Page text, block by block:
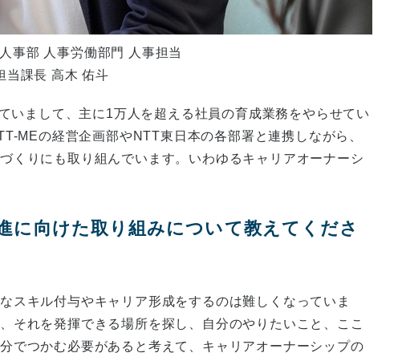
事部 人事労働部門 人事担当
当課長 高木 佑斗
いまして、主に1万人を超える社員の育成業務をやらせてい
MEの経営企画部やNTT東日本の各部署と連携しながら、
くりにも取り組んでいます。いわゆるキャリアオーナーシ
に向けた取り組みについて教えてくださ
スキル付与やキャリア形成をするのは難しくなっていま
それを発揮できる場所を探し、自分のやりたいこと、ここ
でつかむ必要があると考えて、キャリアオーナーシップの